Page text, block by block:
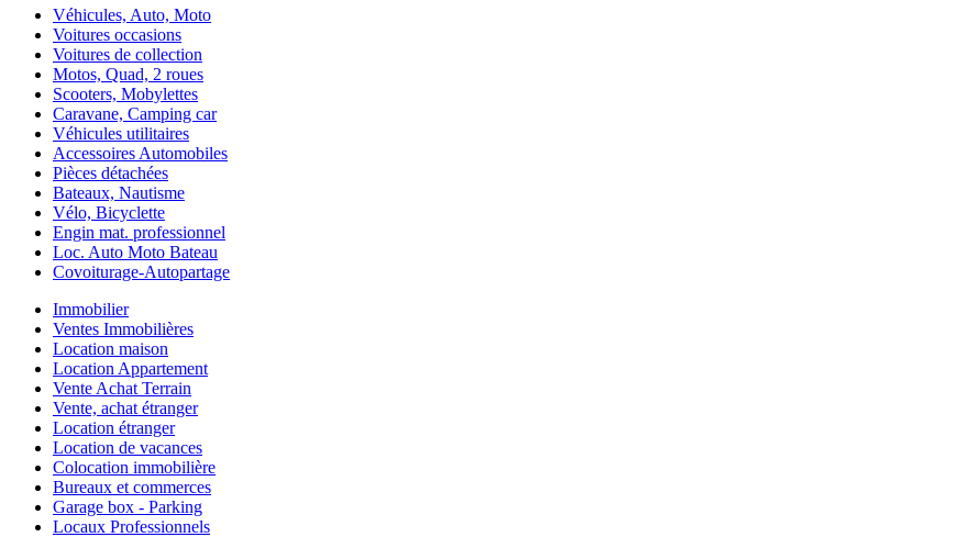
Véhicules, Auto, Moto
Voitures occasions
Voitures de collection
Motos, Quad, 2 roues
Scooters, Mobylettes
Caravane, Camping car
Véhicules utilitaires
Accessoires Automobiles
Pièces détachées
Bateaux, Nautisme
Vélo, Bicyclette
Engin mat. professionnel
Loc. Auto Moto Bateau
Covoiturage-Autopartage
Immobilier
Ventes Immobilières
Location maison
Location Appartement
Vente Achat Terrain
Vente, achat étranger
Location étranger
Location de vacances
Colocation immobilière
Bureaux et commerces
Garage box - Parking
Locaux Professionnels